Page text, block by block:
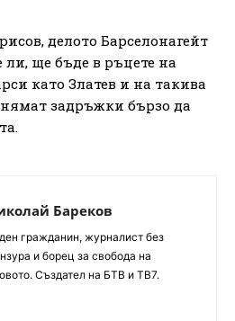
делото Барселонагейт
ще бъде в ръцете на
като Златев и на такива
задръжки бързо да
Бареков
гражданин, журналист без
и борец за свобода на
Създател на БТВ и ТВ7.